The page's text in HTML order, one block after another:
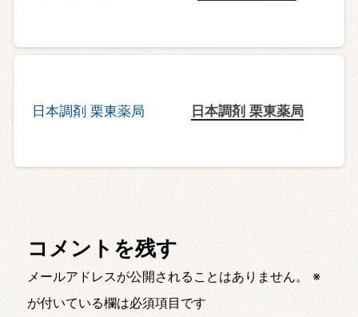
日本調剤 栗東薬局
コメントを残す
メールアドレスが公開されることはありません。
※
が付いている欄は必須項目です